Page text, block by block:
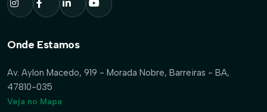
Onde Estamos
Av. Aylon Macedo, 919 - Morada Nobre, Barreiras - BA,
47810-035
Veja no Mapa